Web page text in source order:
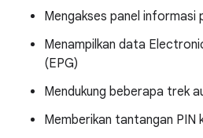
Mengakses panel informasi
Menampilkan data
(EPG)
Mendukung beberapa trek
Memberikan tantangan